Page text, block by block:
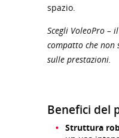
spazio.
Scegli VoleoPro –
compatto che non
sulle prestazioni.
Benefici del
Struttura